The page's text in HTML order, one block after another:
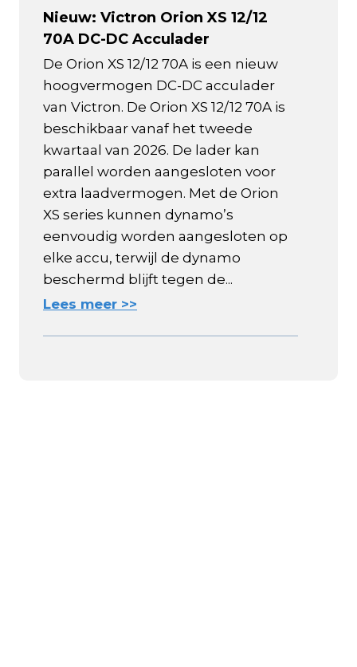
Nieuw: Victron Orion XS 12/12
70A DC-DC Acculader
De Orion XS 12/12 70A is een nieuw
hoogvermogen DC-DC acculader
van Victron. De Orion XS 12/12 70A is
beschikbaar vanaf het tweede
kwartaal van 2026. De lader kan
parallel worden aangesloten voor
extra laadvermogen. Met de Orion
XS series kunnen dynamo’s
eenvoudig worden aangesloten op
elke accu, terwijl de dynamo
beschermd blijft tegen de...
Lees meer >>